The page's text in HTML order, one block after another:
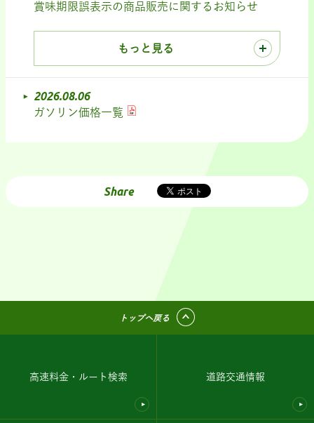
賞味期限誤表示の商品販売に関するお知らせ
もっと見る
2026.08.06
ガソリン価格一覧
Share
トップへ戻る
高速料金・ルート検索 道路交通情報